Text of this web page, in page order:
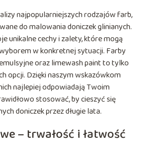
najpopularniejszych rodzajów farb,
do malowania doniczek glinianych.
unikalne cechy i zalety, które mogą
w konkretnej sytuacji. Farby
oraz limewash paint to tylko
opcji. Dzięki naszym wskazówkom
najlepiej odpowiadają Twoim
stosować, by cieszyć się
doniczek przez długie lata.
– trwałość i łatwość